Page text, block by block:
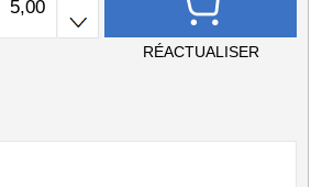
RÉACTUALISER